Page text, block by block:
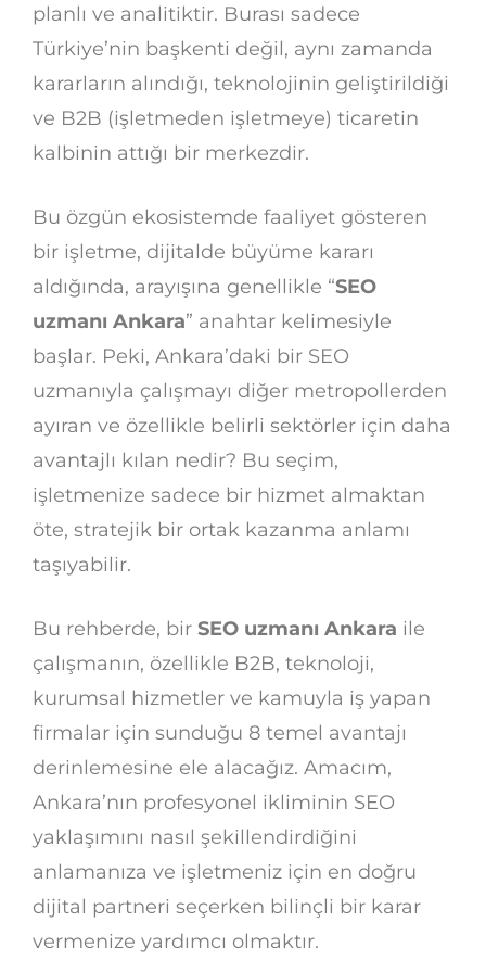
planlı ve analitiktir. Burası sadece
Türkiye’nin başkenti değil, aynı zamanda
kararların alındığı, teknolojinin geliştirildiği
ve B2B (işletmeden işletmeye) ticaretin
kalbinin attığı bir merkezdir.
Bu özgün ekosistemde faaliyet gösteren
bir işletme, dijitalde büyüme kararı
aldığında, arayışına genellikle “SEO
uzmanı Ankara” anahtar kelimesiyle
başlar. Peki, Ankara’daki bir SEO
uzmanıyla çalışmayı diğer metropollerden
ayıran ve özellikle belirli sektörler için daha
avantajlı kılan nedir? Bu seçim,
işletmenize sadece bir hizmet almaktan
öte, stratejik bir ortak kazanma anlamı
taşıyabilir.
Bu rehberde, bir SEO uzmanı Ankara ile
çalışmanın, özellikle B2B, teknoloji,
kurumsal hizmetler ve kamuyla iş yapan
firmalar için sunduğu 8 temel avantajı
derinlemesine ele alacağız. Amacım,
Ankara’nın profesyonel ikliminin SEO
yaklaşımını nasıl şekillendirdiğini
anlamanıza ve işletmeniz için en doğru
dijital partneri seçerken bilinçli bir karar
vermenize yardımcı olmaktır.